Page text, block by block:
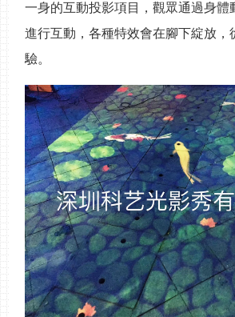
一身的互動投影項目，觀眾通過身體
進行互動，各種特效會在腳下綻放，
驗。